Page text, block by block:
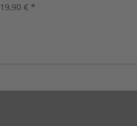
19,90 € *